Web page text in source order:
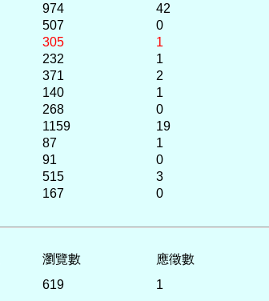
974 42
507 0
305 1
232 1
371 2
140 1
268 0
1159 19
87 1
91 0
515 3
167 0
瀏覽數 應徵數
619 1